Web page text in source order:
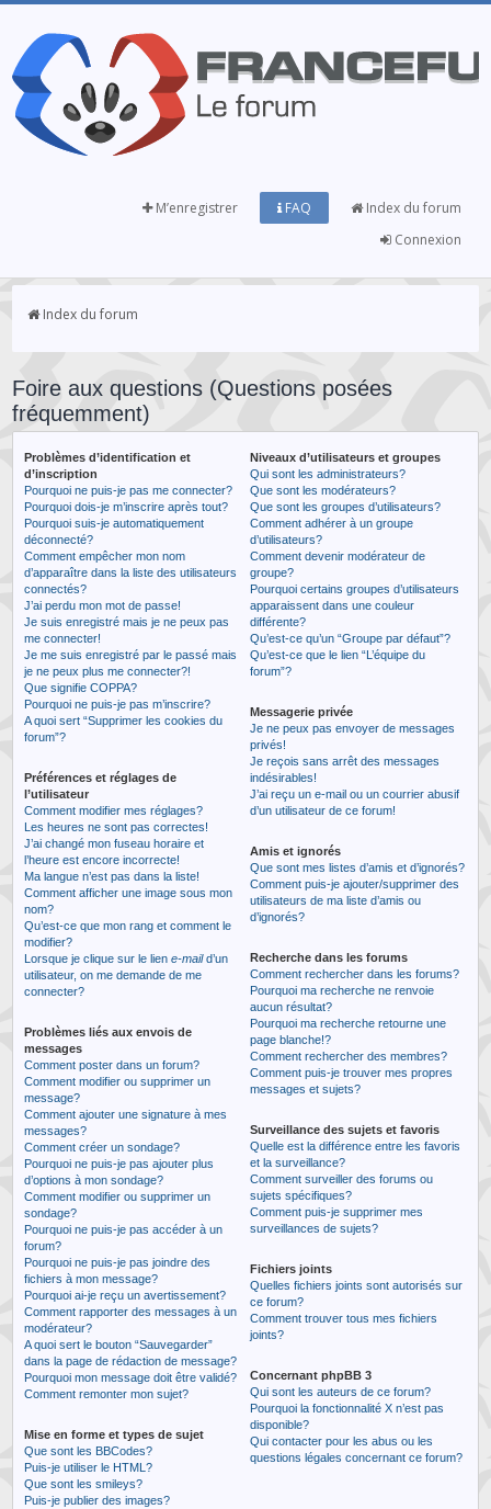
Index du forum
FAQ
M’enregistrer
Connexion
Index du forum
Foire aux questions (Questions posées
fréquemment)
Problèmes d’identification et
d’inscription
Pourquoi ne puis-je pas me connecter?
Pourquoi dois-je m’inscrire après tout?
Pourquoi suis-je automatiquement
déconnecté?
Comment empêcher mon nom
d’apparaître dans la liste des utilisateurs
connectés?
J’ai perdu mon mot de passe!
Je suis enregistré mais je ne peux pas
me connecter!
Je me suis enregistré par le passé mais
je ne peux plus me connecter?!
Que signifie COPPA?
Pourquoi ne puis-je pas m’inscrire?
A quoi sert “Supprimer les cookies du
forum”?
Préférences et réglages de
l’utilisateur
Comment modifier mes réglages?
Les heures ne sont pas correctes!
J’ai changé mon fuseau horaire et
l’heure est encore incorrecte!
Ma langue n’est pas dans la liste!
Comment afficher une image sous mon
nom?
Qu’est-ce que mon rang et comment le
modifier?
Lorsque je clique sur le liene-maild’un
utilisateur, on me demande de me
connecter?
Problèmes liés aux envois de
messages
Comment poster dans un forum?
Comment modifier ou supprimer un
message?
Comment ajouter une signature à mes
messages?
Comment créer un sondage?
Pourquoi ne puis-je pas ajouter plus
d’options à mon sondage?
Comment modifier ou supprimer un
sondage?
Pourquoi ne puis-je pas accéder à un
forum?
Pourquoi ne puis-je pas joindre des
fichiers à mon message?
Pourquoi ai-je reçu un avertissement?
Comment rapporter des messages à un
modérateur?
A quoi sert le bouton “Sauvegarder”
dans la page de rédaction de message?
Pourquoi mon message doit être validé?
Comment remonter mon sujet?
Mise en forme et types de sujet
Que sont les BBCodes?
Puis-je utiliser le HTML?
Que sont les smileys?
Puis-je publier des images?
Niveaux d’utilisateurs et groupes
Qui sont les administrateurs?
Que sont les modérateurs?
Que sont les groupes d’utilisateurs?
Comment adhérer à un groupe
d’utilisateurs?
Comment devenir modérateur de
groupe?
Pourquoi certains groupes d’utilisateurs
apparaissent dans une couleur
différente?
Qu’est-ce qu’un “Groupe par défaut”?
Qu’est-ce que le lien “L’équipe du
forum”?
Messagerie privée
Je ne peux pas envoyer de messages
privés!
Je reçois sans arrêt des messages
indésirables!
J’ai reçu un e-mail ou un courrier abusif
d’un utilisateur de ce forum!
Amis et ignorés
Que sont mes listes d’amis et d’ignorés?
Comment puis-je ajouter/supprimer des
utilisateurs de ma liste d’amis ou
d’ignorés?
Recherche dans les forums
Comment rechercher dans les forums?
Pourquoi ma recherche ne renvoie
aucun résultat?
Pourquoi ma recherche retourne une
page blanche!?
Comment rechercher des membres?
Comment puis-je trouver mes propres
messages et sujets?
Surveillance des sujets et favoris
Quelle est la différence entre les favoris
et la surveillance?
Comment surveiller des forums ou
sujets spécifiques?
Comment puis-je supprimer mes
surveillances de sujets?
Fichiers joints
Quelles fichiers joints sont autorisés sur
ce forum?
Comment trouver tous mes fichiers
joints?
Concernant phpBB 3
Qui sont les auteurs de ce forum?
Pourquoi la fonctionnalité X n’est pas
disponible?
Qui contacter pour les abus ou les
questions légales concernant ce forum?